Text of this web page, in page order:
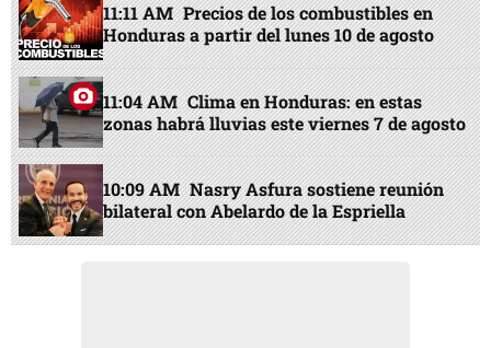
11:11 AM Precios de los combustibles en
Honduras a partir del lunes 10 de agosto
11:04 AM Clima en Honduras: en estas
zonas habrá lluvias este viernes 7 de agosto
10:09 AM Nasry Asfura sostiene reunión
bilateral con Abelardo de la Espriella